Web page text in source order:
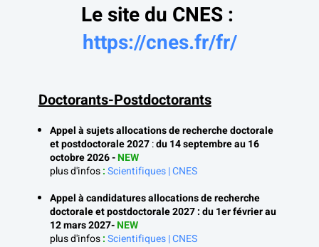
Le site du CNES :
https://cnes.fr/fr/
Doctorants-Postdoctorants
Appel à sujets allocations de recherche doctorale
et postdoctorale 2027 : du 14 septembre au 16
octobre 2026 - NEW
plus d'infos : Scientifiques | CNES
Appel à candidatures allocations de recherche
doctorale et postdoctorale 2027 : du 1er février au
12 mars 2027- NEW
plus d'infos : Scientifiques | CNES